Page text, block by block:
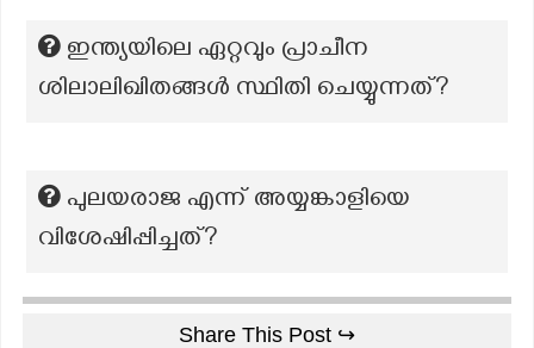
ഇന്ത്യയിലെ ഏറ്റവും പ്രാചീന
ശിലാലിഖിതങ്ങള്‍ സ്ഥിതി ചെയ്യുന്നത്?
പുലയരാജ എന്ന് അയ്യങ്കാളിയെ
വിശേഷിപ്പിച്ചത്?
Share This Post ↪